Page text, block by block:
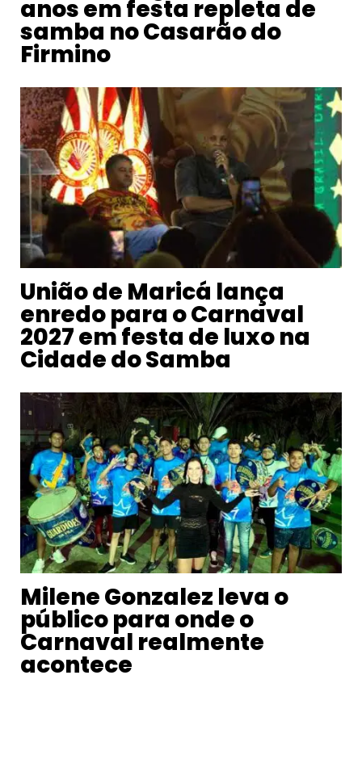
anos em festa repleta de
samba no Casarão do
Firmino
União de Maricá lança
enredo para o Carnaval
2027 em festa de luxo na
Cidade do Samba
Milene Gonzalez leva o
público para onde o
Carnaval realmente
acontece